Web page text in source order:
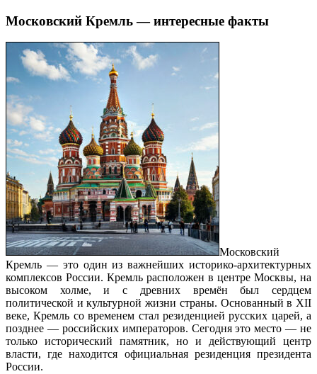
Московский Кремль — интересные факты
Московский
Кремль — это один из важнейших историко-архитектурных
комплексов России. Кремль расположен в центре Москвы, на
высоком холме, и с древних времён был сердцем
политической и культурной жизни страны. Основанный в XII
веке, Кремль со временем стал резиденцией русских царей, а
позднее — российских императоров. Сегодня это место — не
только исторический памятник, но и действующий центр
власти, где находится официальная резиденция президента
России.